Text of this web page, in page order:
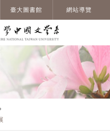
臺大圖書館 網站導覽